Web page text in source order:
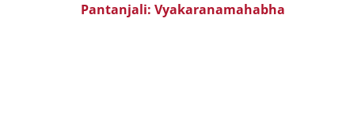
Pantanjali: Vyakaranamahabha